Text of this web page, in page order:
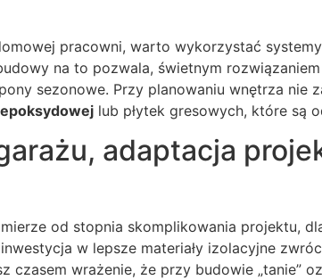
pracowni, warto wykorzystać
na to pozwala, świetnym
sezonowe. Przy planowaniu wnętrza nie
lub płytek gresowych, które są
adaptacja
od stopnia skomplikowania projektu,
w lepsze materiały izolacyjne
czasem wrażenie, że przy budowie „tanie”